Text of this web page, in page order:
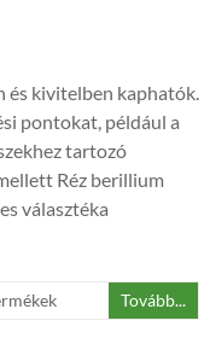
és kivitelben kaphatók.
pontokat, például a
tartozó
Réz berillium
választéka
Tovább...